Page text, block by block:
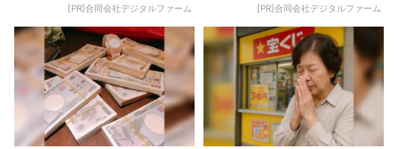
[PR]合同会社デジタルファーム [PR]合同会社デジタルファーム